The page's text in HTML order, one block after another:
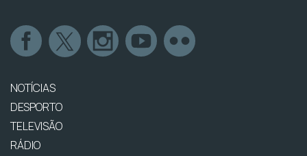
NOTÍCIAS
DESPORTO
TELEVISÃO
RÁDIO